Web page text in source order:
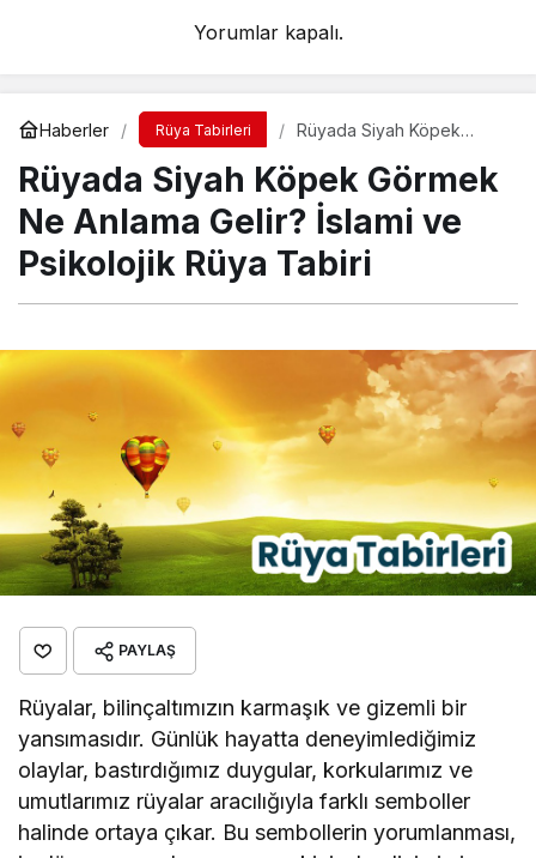
Yorumlar kapalı.
Haberler Rüya Tabirleri
Rüyada Siyah Köpek
İslami ve Psikolojik Rüya
Tabiri
Rüyada Siyah Köpek Görmek
Ne Anlama Gelir? İslami ve
Psikolojik Rüya Tabiri
PAYLAŞ
Rüyalar, bilinçaltımızın karmaşık ve gizemli bir
yansımasıdır. Günlük hayatta deneyimlediğimiz
olaylar, bastırdığımız duygular, korkularımız ve
umutlarımız rüyalar aracılığıyla farklı semboller
halinde ortaya çıkar. Bu sembollerin yorumlanması,